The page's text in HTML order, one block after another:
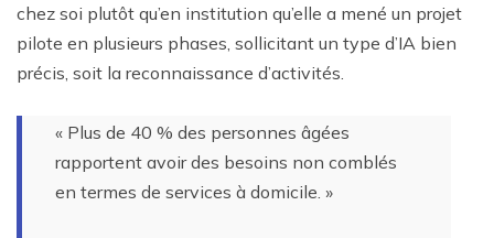
chez soi plutôt qu’en institution qu’elle a mené un projet
pilote en plusieurs phases, sollicitant un type d’IA bien
précis, soit la reconnaissance d’activités.
« Plus de 40 % des personnes âgées
rapportent avoir des besoins non comblés
en termes de services à domicile. »